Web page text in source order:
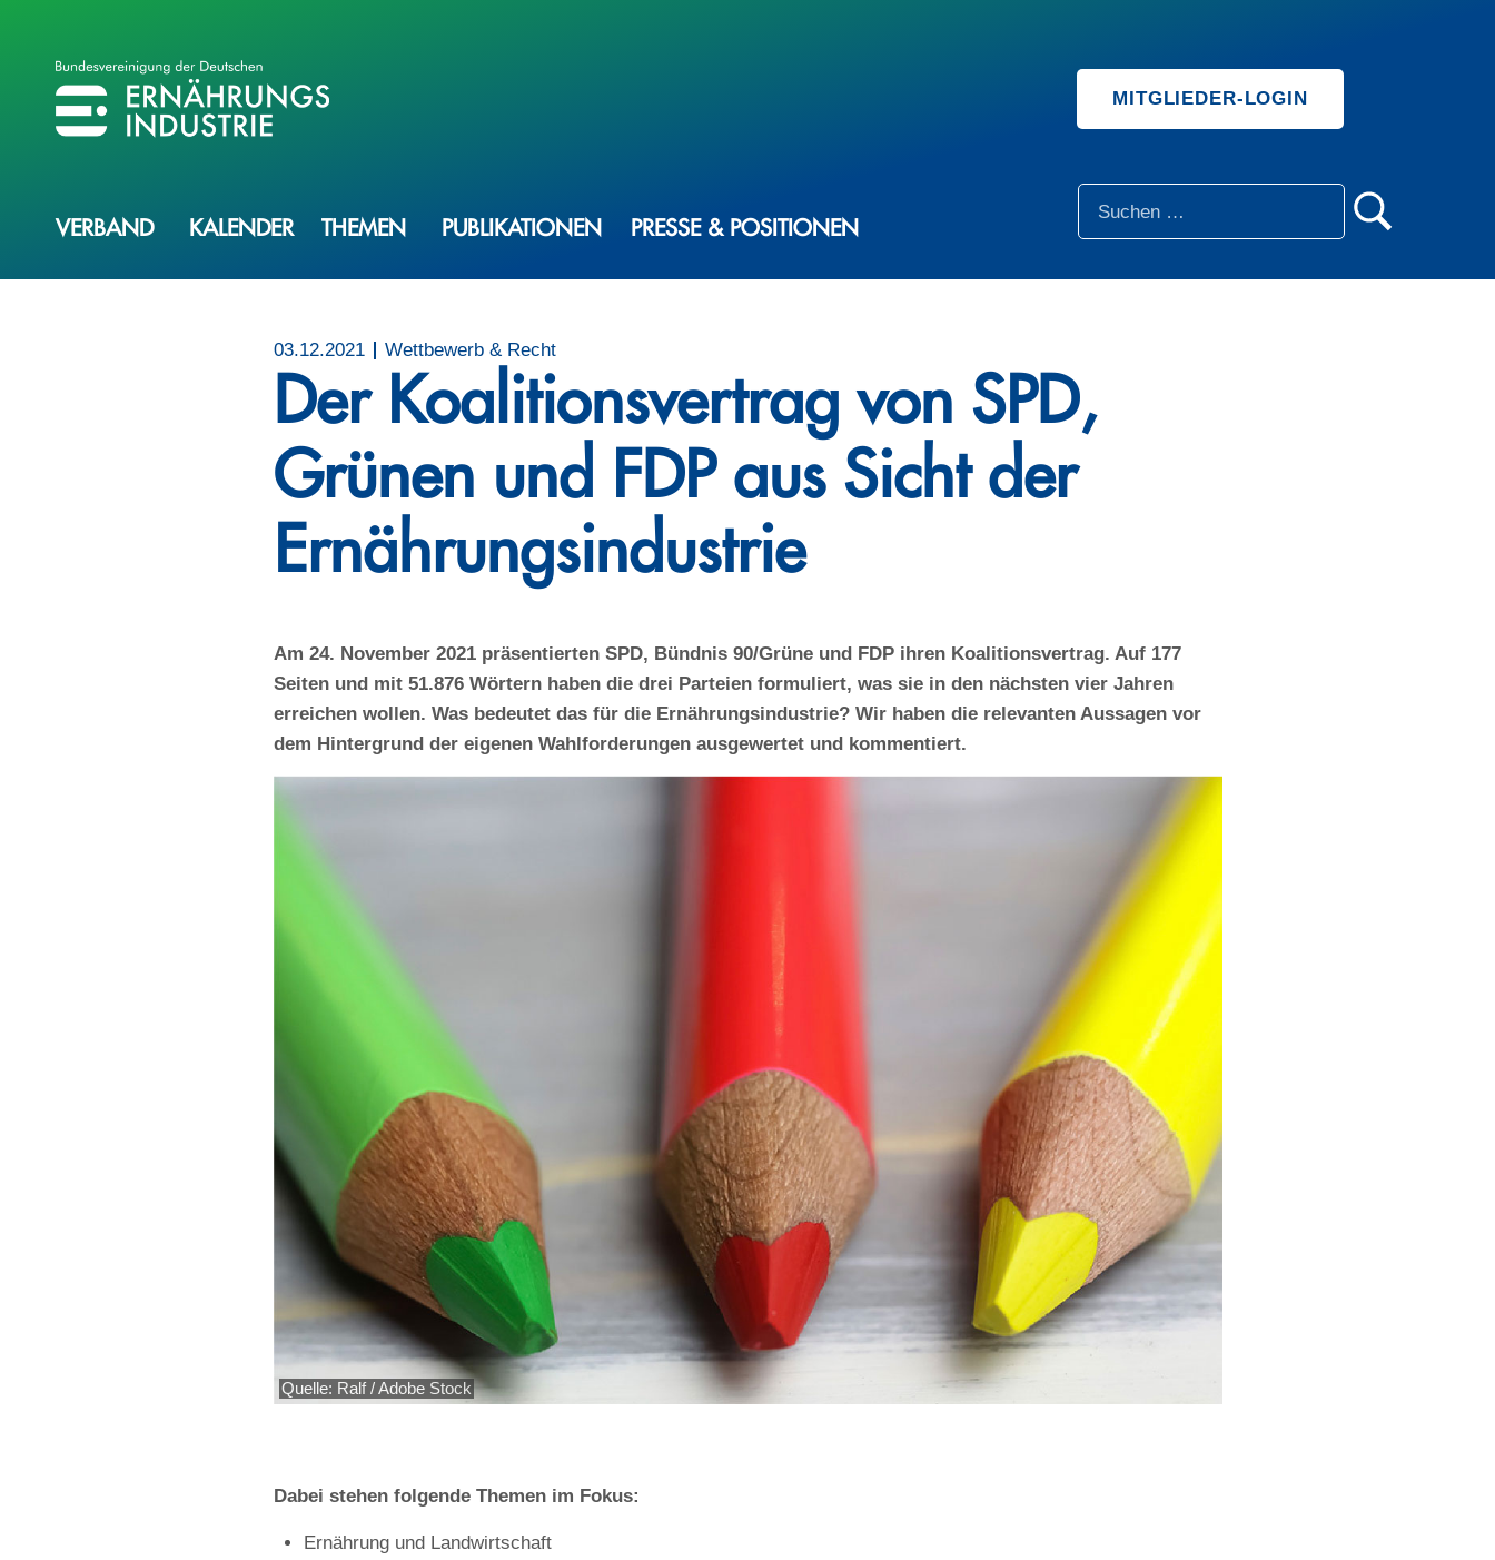
BVE
BUNDESVEREINIGUNG DER ERNÄHRUNGSINDUSTRIE MITGLIEDER-LOGIN
VERBAND KALENDER THEMEN PUBLIKATIONEN PRESSE & POSITIONEN
03.12.2021 Wettbewerb & Recht
Der Koalitionsvertrag von SPD,
Grünen und FDP aus Sicht der
Ernährungsindustrie
Am 24. November 2021 präsentierten SPD, Bündnis 90/Grüne und FDP ihren Koalitionsvertrag. Auf 177
Seiten und mit 51.876 Wörtern haben die drei Parteien formuliert, was sie in den nächsten vier Jahren
erreichen wollen. Was bedeutet das für die Ernährungsindustrie? Wir haben die relevanten Aussagen vor
dem Hintergrund der eigenen Wahlforderungen ausgewertet und kommentiert.
Quelle: Ralf / Adobe Stock
Dabei stehen folgende Themen im Fokus:
Ernährung und Landwirtschaft